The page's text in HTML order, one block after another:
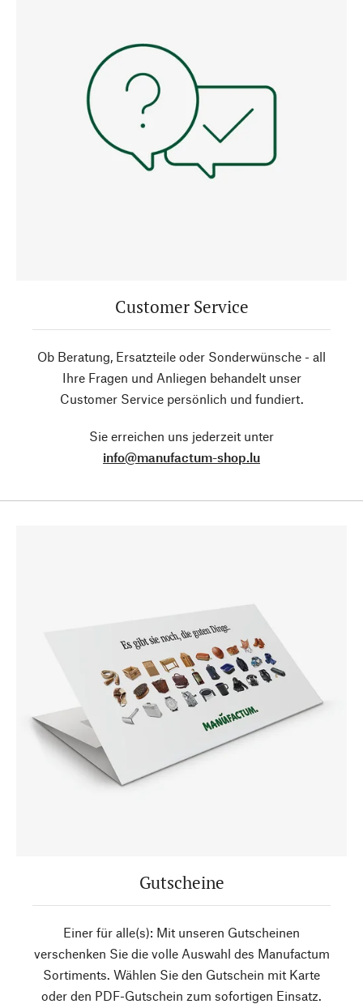
Customer Service
Ob Beratung, Ersatzteile oder Sonderwünsche - all
Ihre Fragen und Anliegen behandelt unser
Customer Service persönlich und fundiert.
Sie erreichen uns jederzeit unter
info@manufactum-shop.lu
Gutscheine
Einer für alle(s): Mit unseren Gutscheinen
verschenken Sie die volle Auswahl des Manufactum
Sortiments. Wählen Sie den Gutschein mit Karte
oder den PDF-Gutschein zum sofortigen Einsatz.